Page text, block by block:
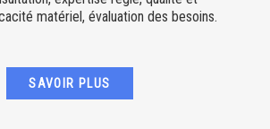
matériel, évaluation des besoins.
SAVOIR PLUS